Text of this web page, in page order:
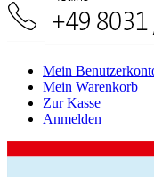
Mein
Mein Warenkorb
Zur Kasse
Anmelden